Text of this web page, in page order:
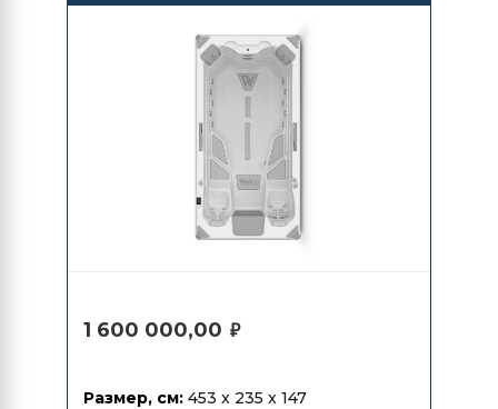
1 600 000,00 ₽
Размер, см: 453 x 235 x 147